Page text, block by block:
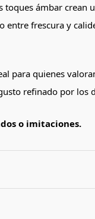
ámbar
entre frescura y
para quienes
refinado por los
o imitaciones.